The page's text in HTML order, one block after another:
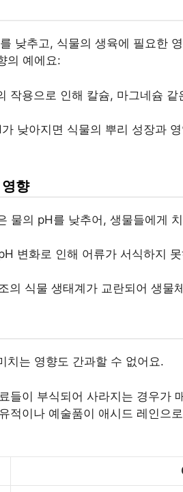
낮추고, 식물의 생육에 필요한
의 예에요:
작용으로 인해 칼슘, 마그네슘
낮아지면 식물의 뿌리 성장과
향
물의 pH를 낮추어, 생물들에게
변화로 인해 어류가 서식하지
의 식물 생태계가 교란되어 생물
치는 영향도 간과할 수 없어요.
들이 부식되어 사라지는 경우가
적이나 예술품이 애시드 레인으